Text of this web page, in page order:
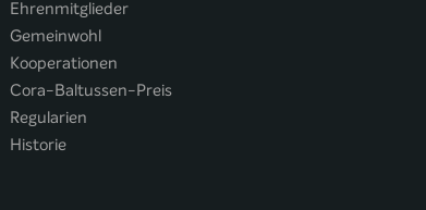
Ehrenmitglieder
Gemeinwohl
Kooperationen
Cora-Baltussen-Preis
Regularien
Historie